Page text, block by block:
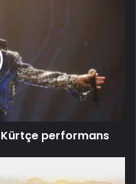
performans